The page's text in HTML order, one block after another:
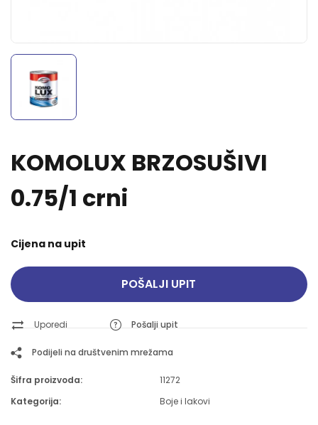
KOMOLUX BRZOSUŠIVI
0.75/1 crni
Cijena na upit
POŠALJI UPIT
Uporedi Pošalji upit
Podijeli na društvenim mrežama
Šifra proizvoda:
11272
Kategorija:
Boje i lakovi